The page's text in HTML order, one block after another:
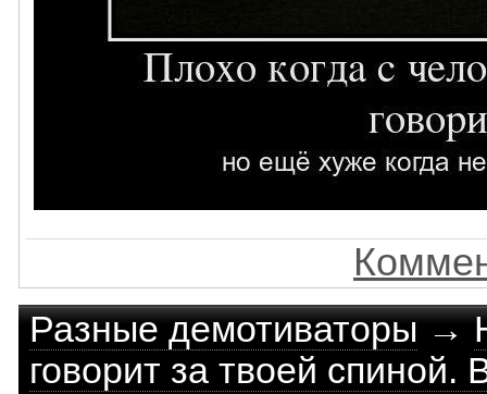
Разные демотиваторы→
говорит за твоей спиной.